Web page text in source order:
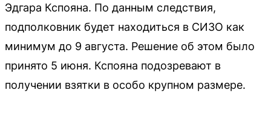
Эдгара Кспояна. По данным следствия,
подполковник будет находиться в СИЗО как
минимум до 9 августа. Решение об этом было
принято 5 июня. Кспояна подозревают в
получении взятки в особо крупном размере.